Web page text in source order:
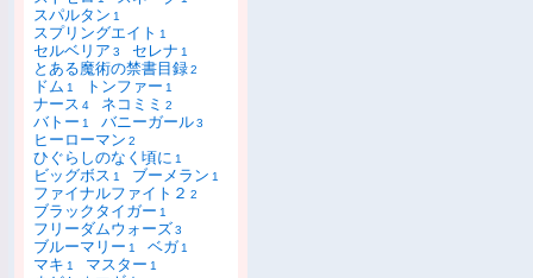
スパルタン 1
スプリングエイト 1
セルベリア 3 セレナ 1
とある魔術の禁書目録2
ドム 1 トンファー 1
ナース 4 ネコミミ 2
バトー 1 バニーガール3
ヒーローマン 2
ひぐらしのなく頃に 1
ビッグボス 1 ブーメラン 1
ファイナルファイト２ 2
ブラックタイガー 1
フリーダムウォーズ3
ブルーマリー 1 ベガ 1
マキ 1 マスター 1